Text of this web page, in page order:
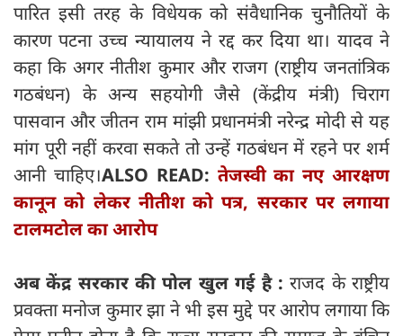
पारित इसी तरह के विधेयक को संवैधानिक चुनौतियों के
कारण पटना उच्च न्यायालय ने रद्द कर दिया था। यादव ने
कहा कि अगर नीतीश कुमार और राजग (राष्ट्रीय जनतांत्रिक
गठबंधन) के अन्य सहयोगी जैसे (केंद्रीय मंत्री) चिराग
पासवान और जीतन राम मांझी प्रधानमंत्री नरेन्द्र मोदी से यह
मांग पूरी नहीं करवा सकते तो उन्हें गठबंधन में रहने पर शर्म
आनी चाहिए।ALSO READ: तेजस्वी का नए आरक्षण
कानून को लेकर नीतीश को पत्र, सरकार पर लगाया
टालमटोल का आरोप
अब केंद्र सरकार की पोल खुल गई है :राजद के राष्ट्रीय
प्रवक्ता मनोज कुमार झा ने भी इस मुद्दे पर आरोप लगाया कि